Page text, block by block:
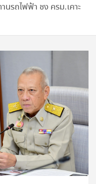
รถไฟฟ้า ชง ครม.เคาะ